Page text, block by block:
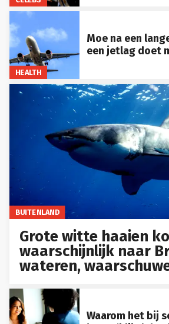
HEALTH
Moe na een
een jetlag doet
BUITENLAND
Grote witte haaien
waarschijnlijk naar
wateren,
Waarom het bij